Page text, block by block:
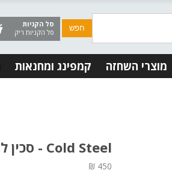
סל הקניות
סל הקניות ריק
מוצרי השחזה קמפינג ומחנאות
Cold Steel - סכין להב קבוע - SRK Fixed Blade
450 ₪